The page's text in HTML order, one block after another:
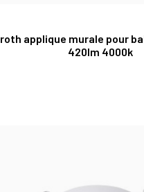
roth applique murale pour
420lm 4000k